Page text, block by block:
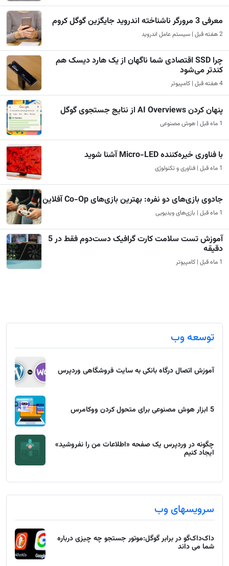
معرفی 3 مرورگر ناشناخته اندروید جایگزین گوگل کروم
2 هفته قبل | سیستم عامل اندروید
چرا SSD اقتصادی شما ناگهان از یک هارد دیسک هم
کندتر می‌شود
4 هفته قبل | کامپیوتر
پنهان کردن AI Overviews از نتایج جستجوی گوگل
1 ماه قبل | هوش مصنوعی
با فناوری خیره‌کننده Micro-LED آشنا شوید
1 ماه قبل | فناوری و تکنولوژی
جادوی بازی‌های دو نفره: بهترین بازی‌های Co-Op آفلاین
1 ماه قبل | بازی‌های ویدیویی
آموزش تست سلامت کارت گرافیک دست‌دوم فقط در 5
دقیقه
1 ماه قبل | کامپیوتر
توسعه وب
آموزش اتصال درگاه بانکی به سایت فروشگاهی وردپرس
5 ابزار هوش مصنوعی برای متحول کردن ووکامرس
چگونه در وردپرس یک صفحه «اطلاعات من را نفروشید»
ایجاد کنیم
سرویسهای وب
داک‌داک‌گو در برابر گوگل:موتور جستجو چه چیزی درباره
شما می داند